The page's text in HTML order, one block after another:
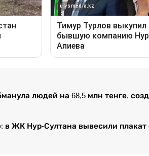
людей на 68,5 млн тенге,
в ЖК Нур-Султана вывесили плакат